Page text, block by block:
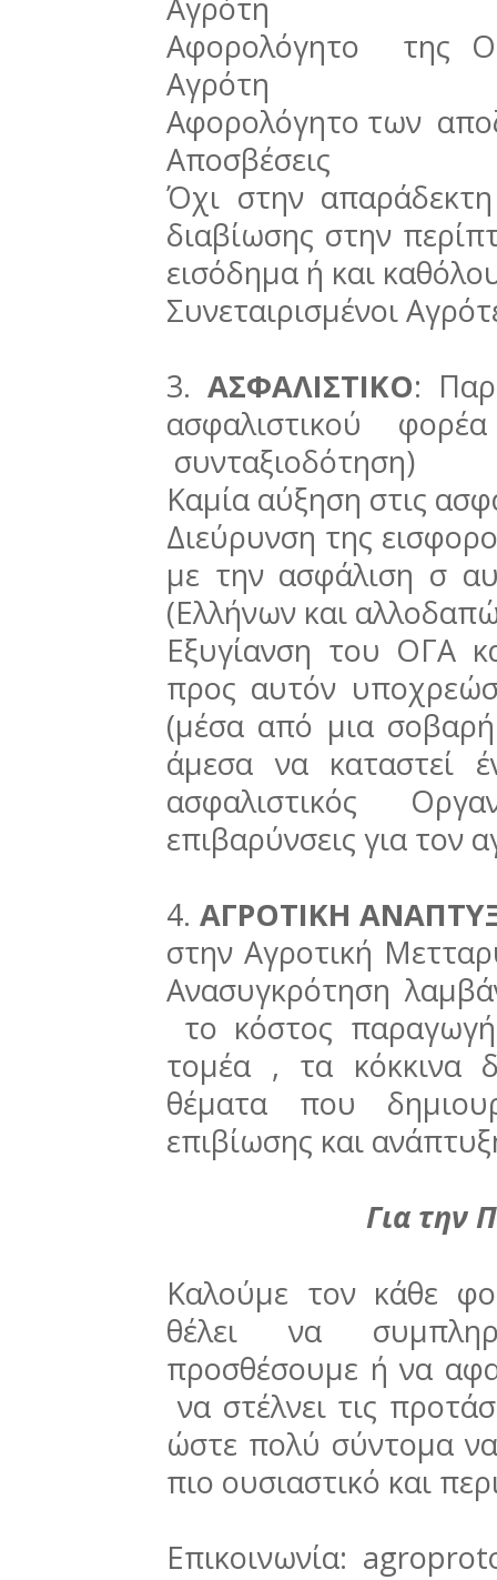
Αγρότη
Αφορολόγητο της
Αγρότη
Αφορολόγητο των
Αποσβέσεις
Όχι στην
διαβίωσης στην
εισόδημα ή και
Συνεταιρισμένοι
3. ΑΣΦΑΛΙΣΤΙΚΟ:
ασφαλιστικού
συνταξιοδότηση)
Καμία αύξηση στις
Διεύρυνση της
με την ασφάλιση σ
(Ελλήνων και
Εξυγίανση του ΟΓΑ
προς αυτόν
(μέσα από μια σοβαρή
άμεσα να καταστεί
ασφαλιστικός
επιβαρύνσεις για τον
4. ΑΓΡΟΤΙΚΗ
στην Αγροτική
Ανασυγκρότηση
το κόστος
τομέα , τα κόκκινα
θέματα που
επιβίωσης και
Για την
Καλούμε τον κάθε
θέλει να
προσθέσουμε ή να
να στέλνει τις
ώστε πολύ σύντομα
πιο ουσιαστικό και
Επικοινωνία: